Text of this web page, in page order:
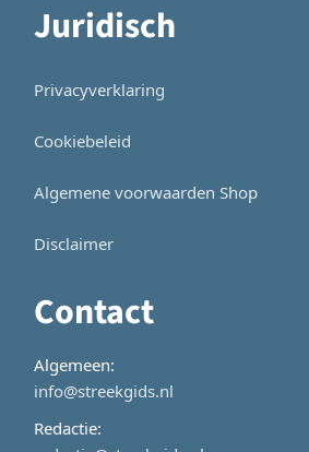
Juridisch
Privacyverklaring
Cookiebeleid
Algemene voorwaarden Shop
Disclaimer
Contact
Algemeen:
info@streekgids.nl
Redactie: